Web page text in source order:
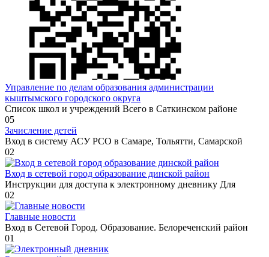
Управление по делам образования администрации
кыштымского городского округа
Список школ и учреждений Всего в Саткинском районе
05
Зачисление детей
Вход в систему АСУ РСО в Самаре, Тольятти, Самарской
02
Вход в сетевой город образование динской район
Инструкции для доступа к электронному дневнику Для
02
Главные новости
Вход в Сетевой Город. Образование. Белореченский район
01